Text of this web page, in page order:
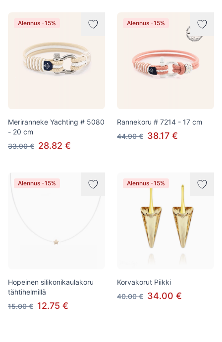
Alennus -15%
Meriranneke Yachting # 5080
- 20 cm
33.90 € 28.82 €
Alennus -15%
Rannekoru # 7214 - 17 cm
44.90 € 38.17 €
Alennus -15%
Hopeinen silikonikaulakoru
tähtihelmillä
15.00 € 12.75 €
Alennus -15%
Korvakorut Piikki
40.00 € 34.00 €